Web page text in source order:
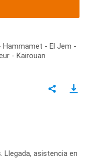
Hammamet - El Jem -
- Kairouan
Llegada, asistencia en